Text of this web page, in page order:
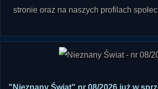
również wydanie elektroniczne!